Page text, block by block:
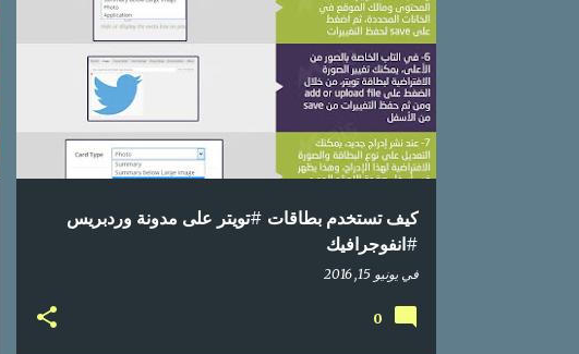
ا
ل
م
ش
ا
ر
ت
كيف تستخدم بطاقات #تويتر على مدونة وردبريس
#انفوجرافيك
فييونيو 15, 2016
اعلام اجتماعي انفوجراف انفوجرافيك انفوغرافيك
0